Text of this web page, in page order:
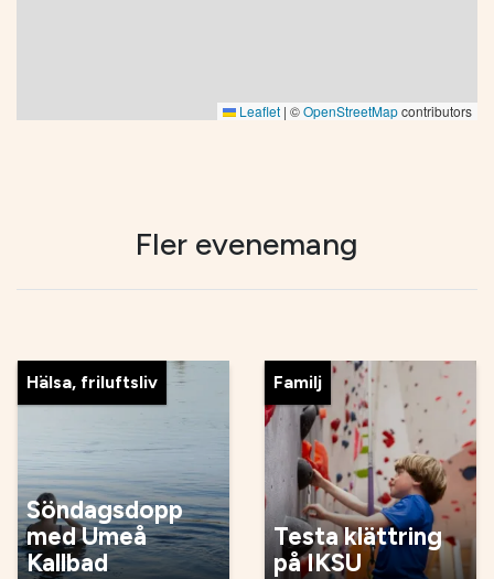
Leaflet | ©OpenStreetMapcontributors
Fler evenemang
Hälsa, friluftsliv
Söndagsdopp
med Umeå
Kallbad
Familj
Testa klättring
på IKSU